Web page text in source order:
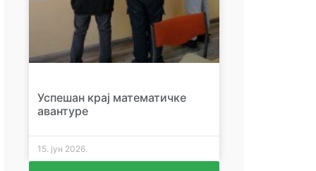
Успешан крај математичке
авантуре
15. јун 2026.